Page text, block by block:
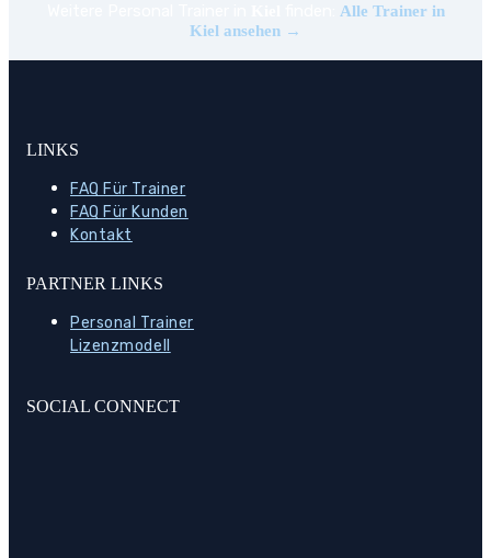
Alle Trainer in
Kiel ansehen →
LINKS
FAQ Für Trainer
FAQ Für Kunden
Kontakt
PARTNER LINKS
Personal Trainer
Lizenzmodell
SOCIAL CONNECT